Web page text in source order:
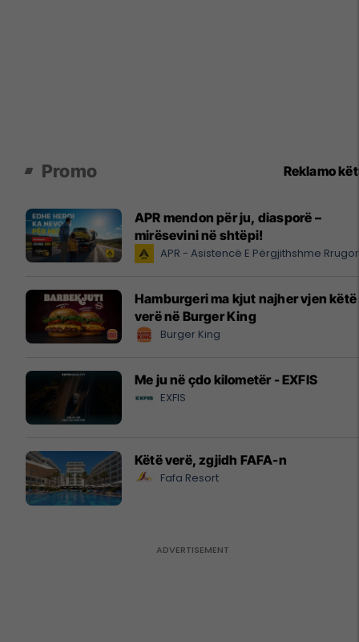
Promo Reklamo
APR mendon për ju, diasporë –
mirësevini në shtëpi!
APR - Asistencë E Përgjithshme
Hamburgeri ma kjut najher vjen këtë
verë në Burger King
Burger King
Me ju në çdo kilometër - EXFIS
EXFIS
Këtë verë, zgjidh FAFA-n
Fafa Resort